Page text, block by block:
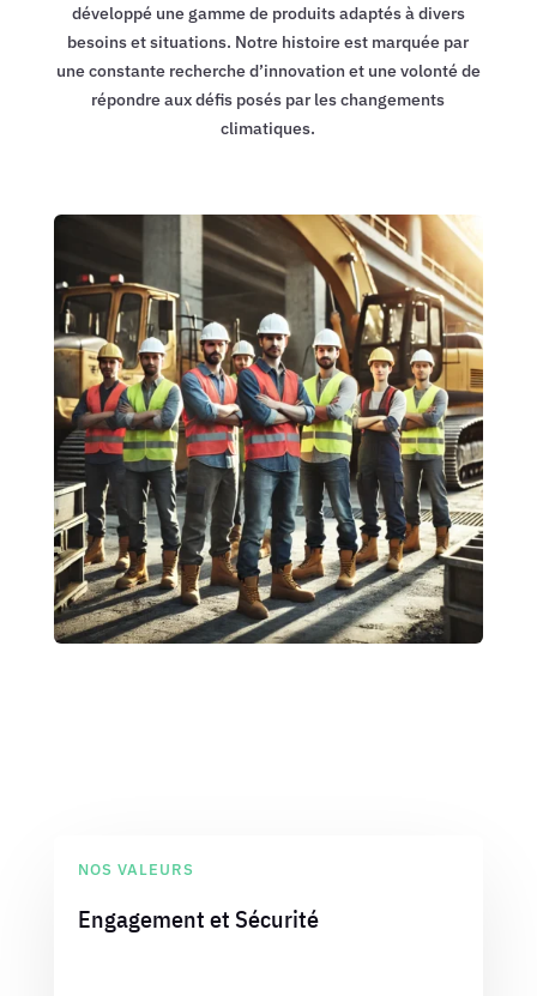
développé une gamme de produits adaptés à divers
besoins et situations. Notre histoire est marquée par
une constante recherche d’innovation et une volonté de
répondre aux défis posés par les changements
climatiques.
NOS VALEURS
Engagement et Sécurité